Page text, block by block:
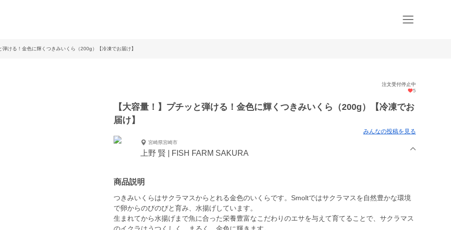
弾ける！金色に輝くつきみいくら（200g）【冷凍でお届け】
注文受付停止中
5
【大容量！】プチッと弾ける！金色に輝くつきみいくら（200g）【冷凍でお
届け】
みんなの投稿を見る
宮崎県宮崎市
上野 賢 | FISH FARM SAKURA
商品説明
つきみいくらはサクラマスからとれる金色のいくらです。Smoltではサクラマスを自然豊かな環境
で卵からのびのびと育み、水揚げしています。
生まれてから水揚げまで魚に合った栄養豊富なこだわりのエサを与えて育てることで、サクラマス